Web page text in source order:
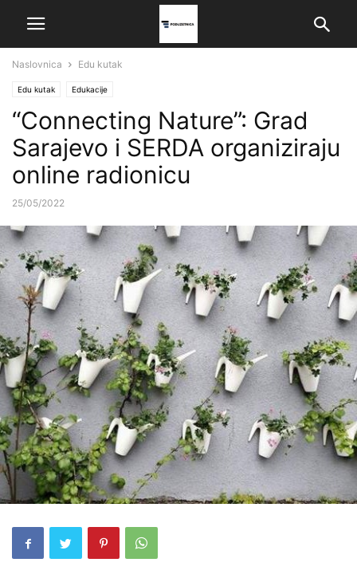
Naslovnica Edu kutak
Edu kutak Edukacije
“Connecting Nature”: Grad
Sarajevo i SERDA organiziraju
online radionicu
25/05/2022